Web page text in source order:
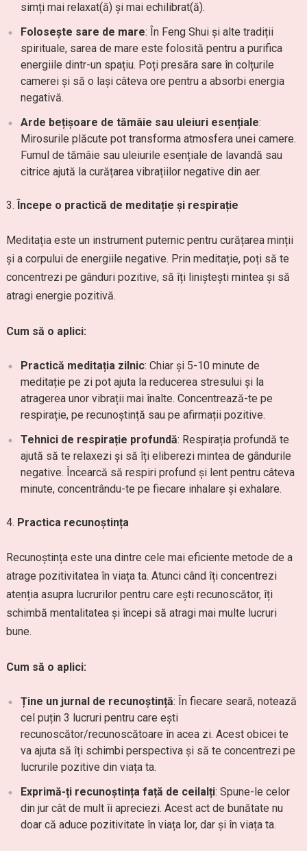
simți mai relaxat(ă) și mai echilibrat(ă).
Folosește sare de mare: În Feng Shui și alte tradiții
spirituale, sarea de mare este folosită pentru a purifica
energiile dintr-un spațiu. Poți presăra sare în colțurile
camerei și să o lași câteva ore pentru a absorbi energia
negativă.
Arde bețișoare de tămâie sau uleiuri esențiale:
Mirosurile plăcute pot transforma atmosfera unei camere.
Fumul de tămâie sau uleiurile esențiale de lavandă sau
citrice ajută la curățarea vibrațiilor negative din aer.
Începe o practică de meditație și respirație
Meditația este un instrument puternic pentru curățarea minții
și a corpului de energiile negative. Prin meditație, poți să te
concentrezi pe gânduri pozitive, să îți liniștești mintea și să
atragi energie pozitivă.
Cum să o aplici:
Practică meditația zilnic: Chiar și 5-10 minute de
meditație pe zi pot ajuta la reducerea stresului și la
atragerea unor vibrații mai înalte. Concentrează-te pe
respirație, pe recunoștință sau pe afirmații pozitive.
Tehnici de respirație profundă: Respirația profundă te
ajută să te relaxezi și să îți eliberezi mintea de gândurile
negative. Încearcă să respiri profund și lent pentru câteva
minute, concentrându-te pe fiecare inhalare și exhalare.
Practica recunoștința
Recunoștința este una dintre cele mai eficiente metode de a
atrage pozitivitatea în viața ta. Atunci când îți concentrezi
atenția asupra lucrurilor pentru care ești recunoscător, îți
schimbă mentalitatea și începi să atragi mai multe lucruri
bune.
Cum să o aplici:
Ține un jurnal de recunoștință: În fiecare seară, notează
cel puțin 3 lucruri pentru care ești
recunoscător/recunoscătoare în acea zi. Acest obicei te
va ajuta să îți schimbi perspectiva și să te concentrezi pe
lucrurile pozitive din viața ta.
Exprimă-ți recunoștința față de ceilalți: Spune-le celor
din jur cât de mult îi apreciezi. Acest act de bunătate nu
doar că aduce pozitivitate în viața lor, dar și în viața ta.